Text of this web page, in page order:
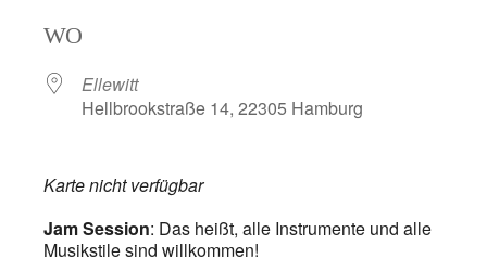
WO
Ellewitt
Hellbrookstraße 14, 22305 Hamburg
Karte nicht verfügbar
Jam Session: Das heißt, alle Instrumente und alle
Musikstile sind willkommen!